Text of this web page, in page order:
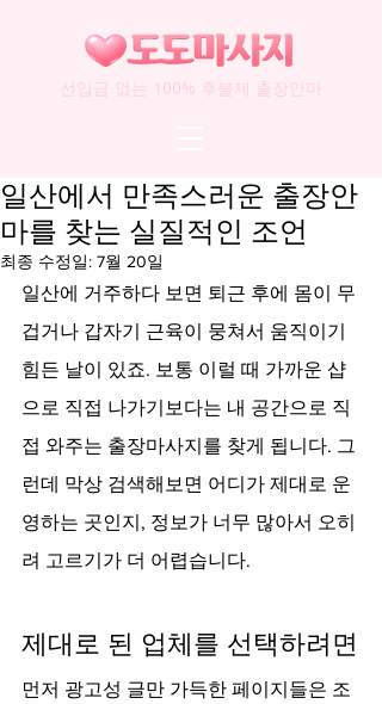
선입금 없는 100% 후불제 출장안마
일산에서 만족스러운 출장안
마를 찾는 실질적인 조언
최종 수정일: 7월 20일
일산에 거주하다 보면 퇴근 후에 몸이 무
겁거나 갑자기 근육이 뭉쳐서 움직이기
힘든 날이 있죠. 보통 이럴 때 가까운 샵
으로 직접 나가기보다는 내 공간으로 직
접 와주는 출장마사지를 찾게 됩니다. 그
런데 막상 검색해보면 어디가 제대로 운
영하는 곳인지, 정보가 너무 많아서 오히
려 고르기가 더 어렵습니다.
제대로 된 업체를 선택하려면
먼저 광고성 글만 가득한 페이지들은 조